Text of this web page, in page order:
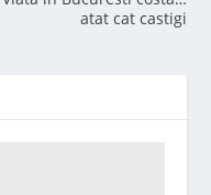
atat cat castigi